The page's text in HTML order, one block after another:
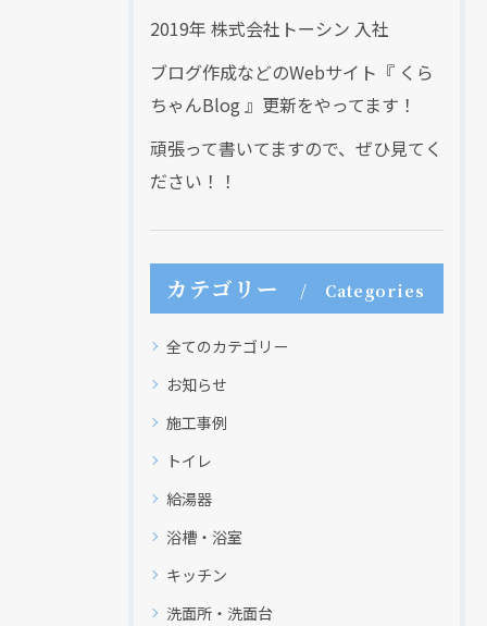
2019年 株式会社トーシン 入社
ブログ作成などのWebサイト『 くら
ちゃんBlog 』更新をやってます！
頑張って書いてますので、ぜひ見てく
ださい！！
カテゴリー Categories
全てのカテゴリー
お知らせ
施工事例
トイレ
給湯器
浴槽・浴室
キッチン
洗面所・洗面台